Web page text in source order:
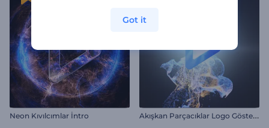
Neon Kıvılcımlar İntro A
kışkan Parçacıklar Logo Gösterimi
Got it